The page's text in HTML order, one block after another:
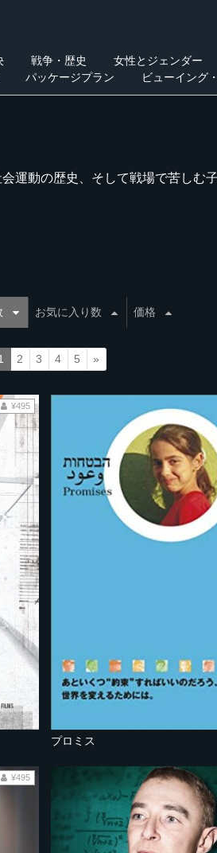
戦争・歴史
女性とジェンダー
パッケージプラン ビューイング
運動の歴史、そして戦場で苦し
お気に入り数 価格
2 3 4 5 »
¥495
プロミス
¥495